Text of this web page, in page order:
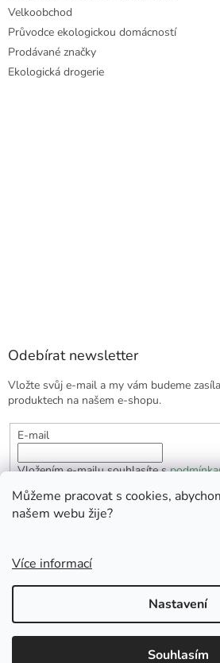
Můžeme pracovat s cookies,
našem webu žije?
Více informací
Nastavení
Souhlasím
Velkoobchod
Průvodce ekologickou domácností
Prodávané značky
Ekologická drogerie
Odebírat newsletter
Vložte svůj e-mail a my vám budeme
produktech na našem e-shopu.
E-mail
Vložením e-mailu souhlasíte s
PŘIHLÁSIT SE
Copyright 2026EKOlogická
vyhrazena.